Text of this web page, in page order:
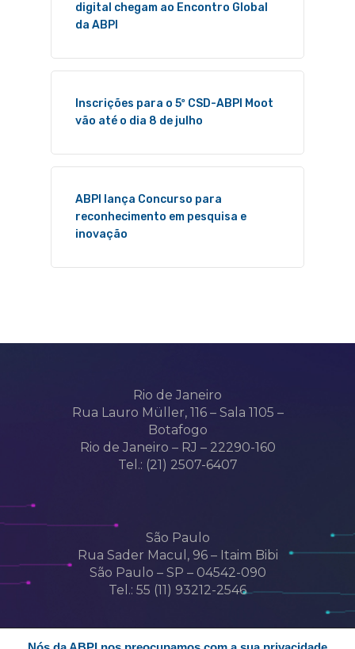
digital chegam ao Encontro Global
da ABPI
Inscrições para o 5º CSD-ABPI Moot
vão até o dia 8 de julho
ABPI lança Concurso para
reconhecimento em pesquisa e
inovação
Rio de Janeiro
Rua Lauro Müller, 116 – Sala 1105 –
Botafogo
Rio de Janeiro – RJ – 22290-160
Tel.: (21) 2507-6407
São Paulo
Rua Sader Macul, 96 – Itaim Bibi
São Paulo – SP – 04542-090
Tel.: 55 (11) 93212-2546